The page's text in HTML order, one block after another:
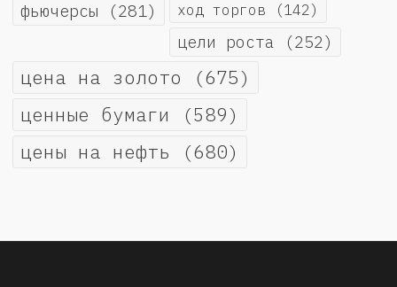
фьючерсы (281) ход торгов (142)
цели роста (252)
цена на золото (675)
ценные бумаги (589)
цены на нефть (680)